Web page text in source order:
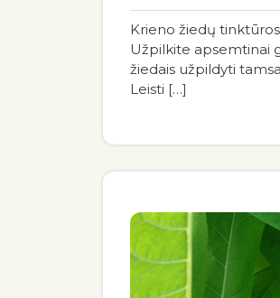
Krieno žiedų
Užpilkite apsemtinai
žiedais užpildyti
Leisti […]